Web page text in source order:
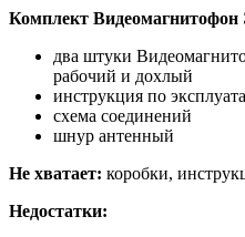
Комплект
два штуки
рабочий и дохлый
инструкция по
схема соединений
шнур антенный
Не хватает: коробки,
Недостатки: